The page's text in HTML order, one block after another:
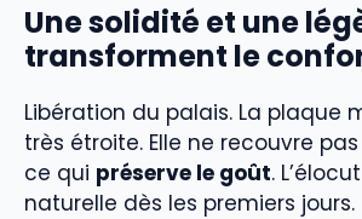
Une solidité et une
transforment le
Libération du palais. La plaque
très étroite. Elle ne recouvre
ce qui préserve le goût.
naturelle dès les premiers jours.